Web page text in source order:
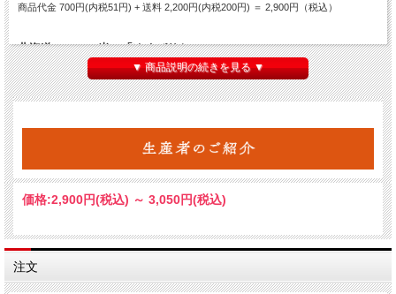
商品代金 700円(内税51円) + 送料 2,200円(内税200円) ＝ 2,900円（税込）
北海道のエース米 「ゆめぴりか」
鷹栖町がある上川管内の北海道立上川農業試験場にて育成された品種です。
日本穀物検定協会が発表した食味ランキングによると最高位の特Ａを取得してお
り、ＡＮＡの国際線ファーストクラスに採用されているお米でもあります。
特徴
▼ 商品説明の続きを見る ▼
価格:2,900円(税込) ～ 3,050円(税込)
注文